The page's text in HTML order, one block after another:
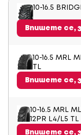
10-16.5
Впишете се,
10-16.5 MRL
TL
Впишете се,
10-16.5 MRL
12PR L4/L5 TL
Впишете се,